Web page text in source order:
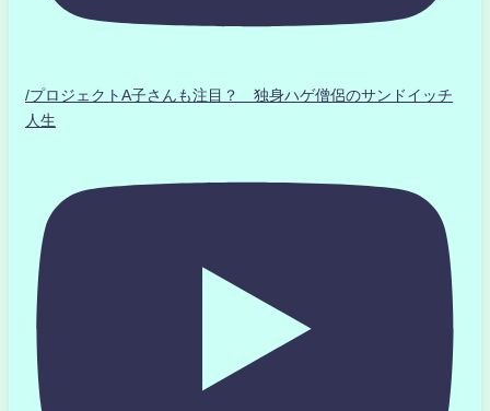
/プロジェクトA子さんも注目？ 独身ハゲ僧侶のサンドイッチ
人生